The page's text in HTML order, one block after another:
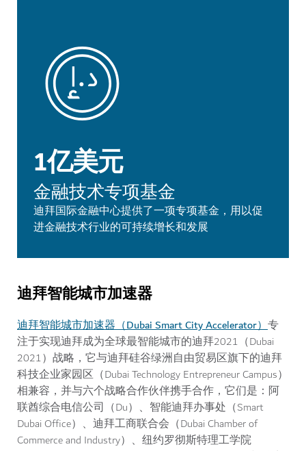
1亿美元
金融技术专项基金
迪拜国际金融中心提供了一项专项基金，用以促
进金融技术行业的可持续增长和发展
迪拜智能城市加速器
迪拜智能城市加速器（Dubai Smart City Accelerator）专
注于实现迪拜成为全球最智能城市的迪拜2021（Dubai
2021）战略，它与迪拜硅谷绿洲自由贸易区旗下的迪拜
科技企业家园区（Dubai Technology Entrepreneur Campus）
相兼容，并与六个战略合作伙伴携手合作，它们是：阿
联酋综合电信公司（Du）、智能迪拜办事处（Smart
Dubai Office）、迪拜工商联合会（Dubai Chamber of
Commerce and Industry）、纽约罗彻斯特理工学院